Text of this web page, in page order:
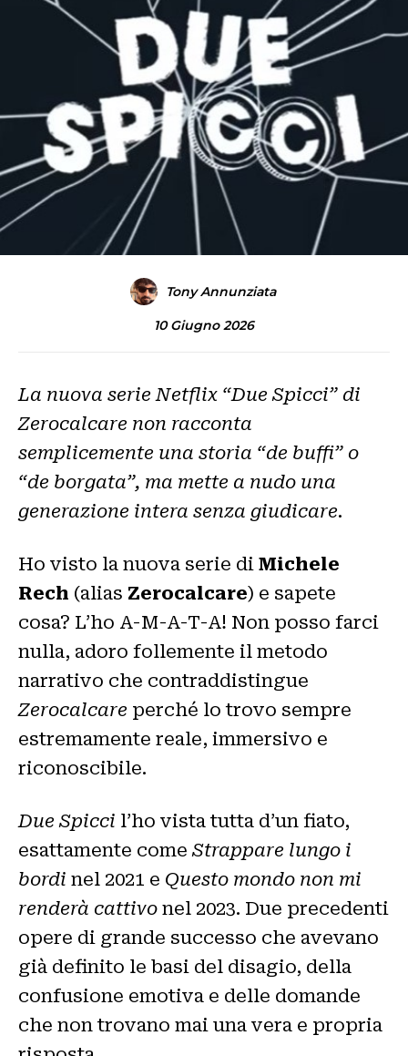
Tony Annunziata
10 Giugno 2026
La nuova serie Netflix “Due Spicci” di
Zerocalcare non racconta
semplicemente una storia “de buffi” o
“de borgata”, ma mette a nudo una
generazione intera senza giudicare.
Ho visto la nuova serie di Michele
Rech (alias Zerocalcare) e sapete
cosa? L’ho A-M-A-T-A! Non posso farci
nulla, adoro follemente il metodo
narrativo che contraddistingue
Zerocalcare perché lo trovo sempre
estremamente reale, immersivo e
riconoscibile.
Due Spicci l’ho vista tutta d’un fiato,
esattamente comeStrappare lungo i
bordi nel 2021 e Questo mondo non mi
renderà cattivo nel 2023. Due precedenti
opere di grande successo che avevano
già definito le basi del disagio, della
confusione emotiva e delle domande
che non trovano mai una vera e propria